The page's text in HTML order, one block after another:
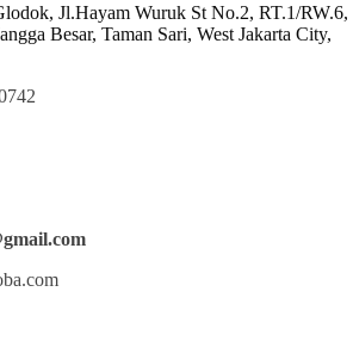
Jl.Hayam Wuruk St No.2, RT.1/RW.6,
Besar, Taman Sari, West Jakarta City,